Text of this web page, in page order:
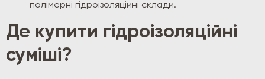
полімерні гідроізоляційні склади.
Де купити гідроізоляційні
суміші?